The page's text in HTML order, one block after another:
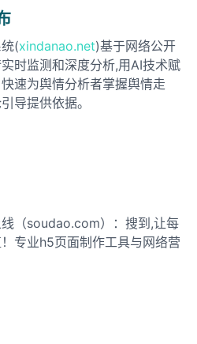
(xindanao.net)基于网络公开
时监测和深度分析,用AI技术赋
速为舆情分析者掌握舆情走
导提供依据。
（soudao.com）：搜到,让每
专业h5页面制作工具与网络营